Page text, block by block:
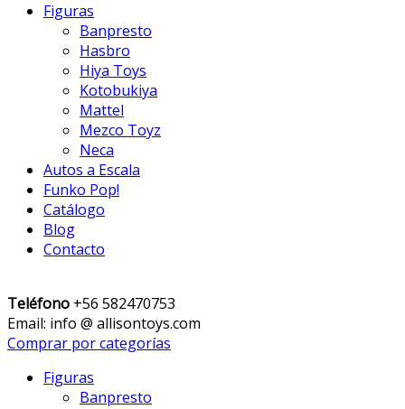
Figuras
Banpresto
Hasbro
Hiya Toys
Kotobukiya
Mattel
Mezco Toyz
Neca
Autos a Escala
Funko Pop!
Catálogo
Blog
Contacto
Teléfono +56 582470753
Email: info @ allisontoys.com
Comprar por categorías
Figuras
Banpresto